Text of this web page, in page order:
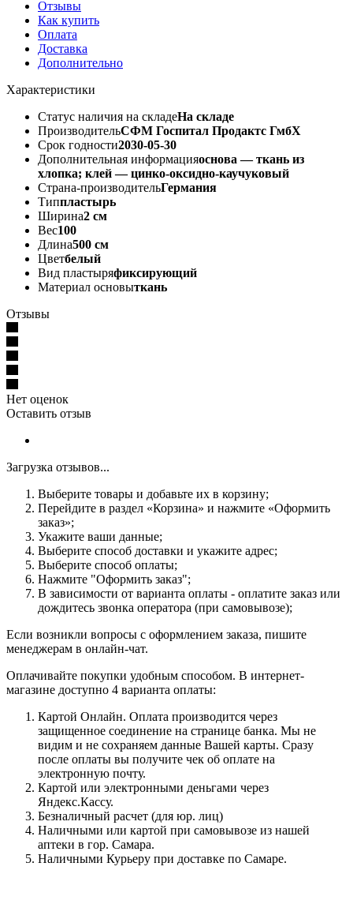
Отзывы
Как купить
Оплата
Доставка
Дополнительно
Характеристики
Статус наличия на складеНа складе
ПроизводительСФМ Госпитал Продактс ГмбХ
Срок годности2030-05-30
Дополнительная информацияоснова — ткань из
хлопка; клей — цинко-оксидно-каучуковый
Страна-производительГермания
Типпластырь
Ширина2 см
Вес100
Длина500 см
Цветбелый
Вид пластыряфиксирующий
Материал основыткань
Отзывы
Нет оценок
Оставить отзыв
Загрузка отзывов...
Выберите товары и добавьте их в корзину;
Перейдите в раздел «Корзина» и нажмите «Оформить
заказ»;
Укажите ваши данные;
Выберите способ доставки и укажите адрес;
Выберите способ оплаты;
Нажмите "Оформить заказ";
В зависимости от варианта оплаты - оплатите заказ или
дождитесь звонка оператора (при самовывозе);
Если возникли вопросы с оформлением заказа, пишите
менеджерам в онлайн-чат.
Оплачивайте покупки удобным способом. В интернет-
магазине доступно 4 варианта оплаты:
Картой Онлайн. Оплата производится через
защищенное соединение на странице банка. Мы не
видим и не сохраняем данные Вашей карты. Сразу
после оплаты вы получите чек об оплате на
электронную почту.
Картой или электронными деньгами через
Яндекс.Кассу.
Безналичный расчет (для юр. лиц)
Наличными или картой при самовывозе из нашей
аптеки в гор. Самара.
Наличными Курьеру при доставке по Самаре.